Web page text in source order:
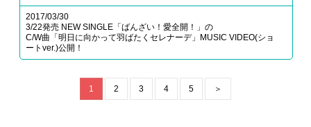
2017/03/30
3/22発売 NEW SINGLE「ばんざい！愛全開！」の
C/W曲「明日に向かって羽ばたくセレナーデ」MUSIC VIDEO(ショ
ートver.)公開！
1 2 3 4 5 ＞